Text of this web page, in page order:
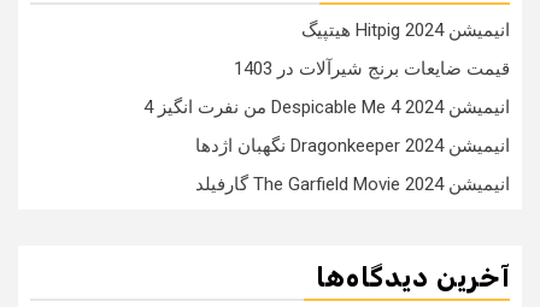
انیمیشن Hitpig 2024 هیتپیگ
قیمت ضایعات برنج شیرآلات در 1403
انیمیشن Despicable Me 4 2024 من نفرت انگیز 4
انیمیشن Dragonkeeper 2024 نگهبان اژدها
انیمیشن The Garfield Movie 2024 گارفیلد
آخرین دیدگاه‌ها